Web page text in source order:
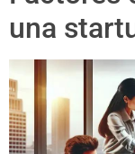
una